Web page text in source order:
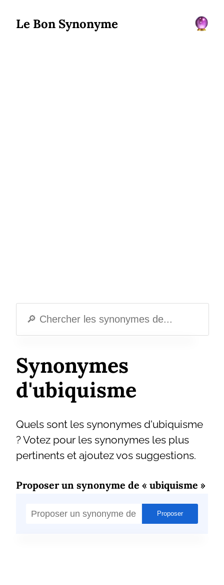
Le Bon Synonyme
Synonymes
d'ubiquisme
Quels sont les synonymes d'ubiquisme
? Votez pour les synonymes les plus
pertinents et ajoutez vos suggestions.
Proposer un synonyme de « ubiquisme »